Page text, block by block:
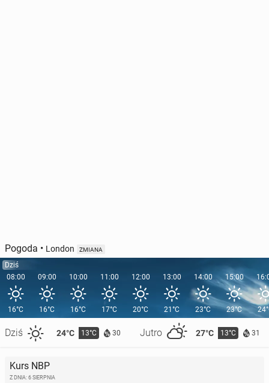
Pogoda • London ZMIANA
Dziś
08:00
16°C
Dziś 24°C 13°C 30 Jutro 27°C 13°C 31
09:00
16°C
10:00
16°C
11:00
17°C
12:00
20°C
13:00
21°C
14:00
23°C
15:00
23°C
Kurs NBP
Z DNIA: 6 SIERPNIA